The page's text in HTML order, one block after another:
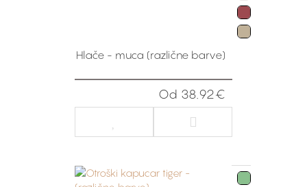
Hlače - muca (različne barve)
Od 38.92€